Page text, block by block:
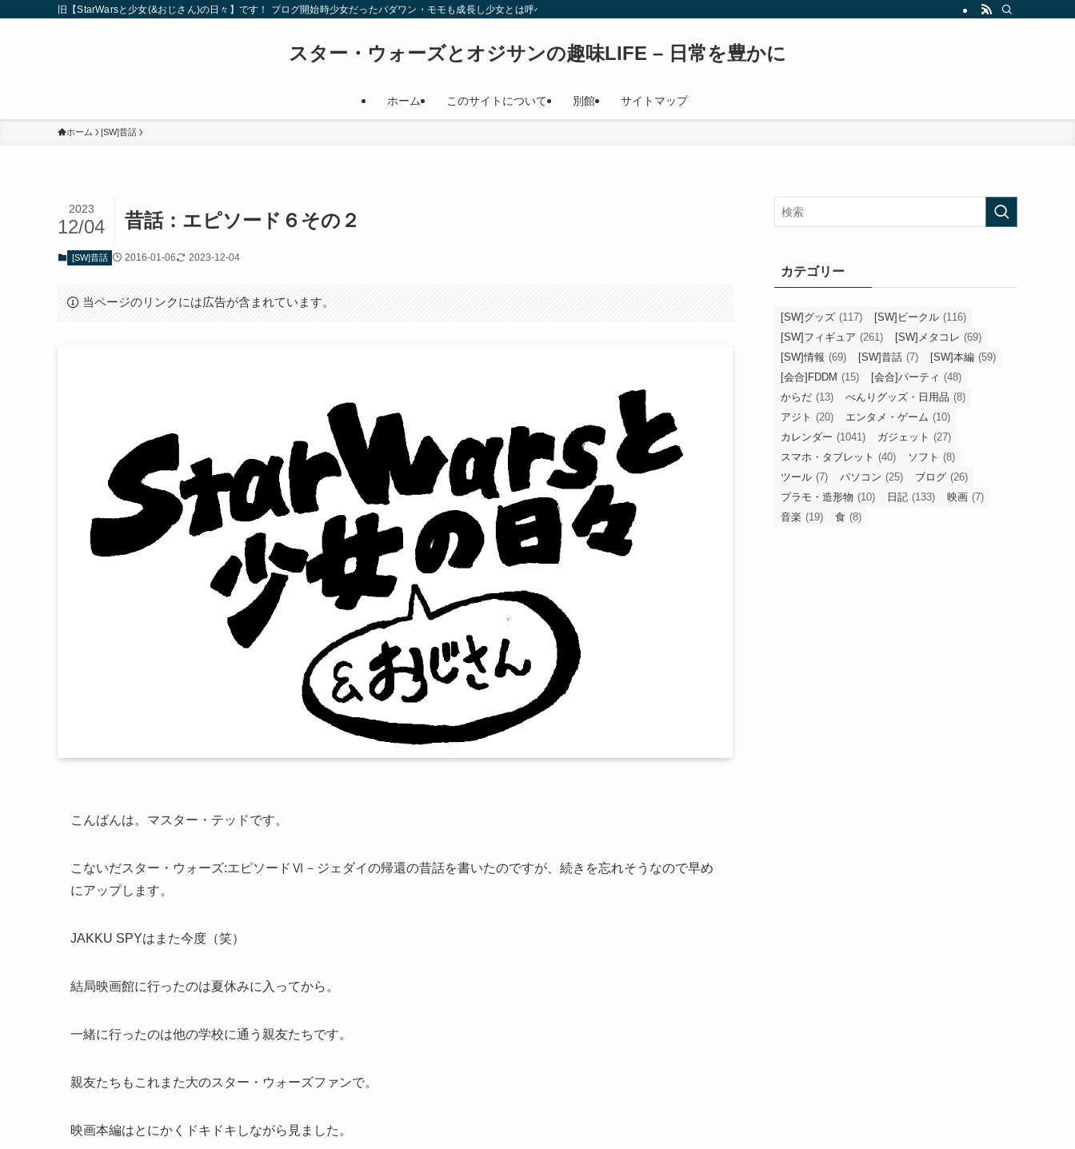
旧【StarWarsと少女(&おじさん)の日々】です！ ブログ開始時少女だったパダワン・モモも成長し少女とは呼べない年齢になり（笑） このサイトもスター・ウォーズ、日常生活などについて書いていくブログへと変貌を遂げます！！
スター・ウォーズとオジサンの趣味LIFE – 日常を豊かに
ホーム このサイトについて 別館 サイトマップ
ホーム [SW]昔話
昔話：エピソード６その２
2023
12/04
[SW]昔話 2016-01-06 2023-12-04
当ページのリンクには広告が含まれています。
こんばんは。マスター・テッドです。
こないだスター・ウォーズ:エピソードⅥ－ジェダイの帰還の昔話を書いたのですが、続きを忘れそうなので早め
にアップします。
JAKKU SPYはまた今度（笑）
結局映画館に行ったのは夏休みに入ってから。
一緒に行ったのは他の学校に通う親友たちです。
親友たちもこれまた大のスター・ウォーズファンで。
映画本編はとにかくドキドキしながら見ました。
カテゴリー
[SW]グッズ (117) [SW]ビークル (116)
[SW]フィギュア (261) [SW]メタコレ (69)
[SW]情報 (69) [SW]昔話 (7) [SW]本編 (59)
[会合]FDDM (15) [会合]パーティ (48)
からだ (13) べんりグッズ・日用品 (8)
アジト (20) エンタメ・ゲーム (10)
カレンダー (1041) ガジェット (27)
スマホ・タブレット (40) ソフト (8)
ツール (7) パソコン (25) ブログ (26)
プラモ・造形物 (10) 日記 (133) 映画 (7)
音楽 (19) 食 (8)